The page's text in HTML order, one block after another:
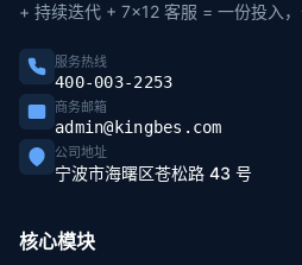
+ 持续迭代 + 7×12 客服 = 一份投入，
服务热线
400-003-2253
商务邮箱
admin@kingbes.com
公司地址
宁波市海曙区苍松路 43 号
核心模块